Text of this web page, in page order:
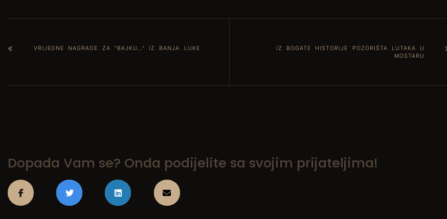
VRIJEDNE NAGRADE ZA “BAJKU…” IZ BANJA LUKE
IZ BOGATE HISTORIJE POZORIŠTA LUTAKA U
MOSTARU
Dopada Vam se? Onda podijelite sa svojim prijateljima!